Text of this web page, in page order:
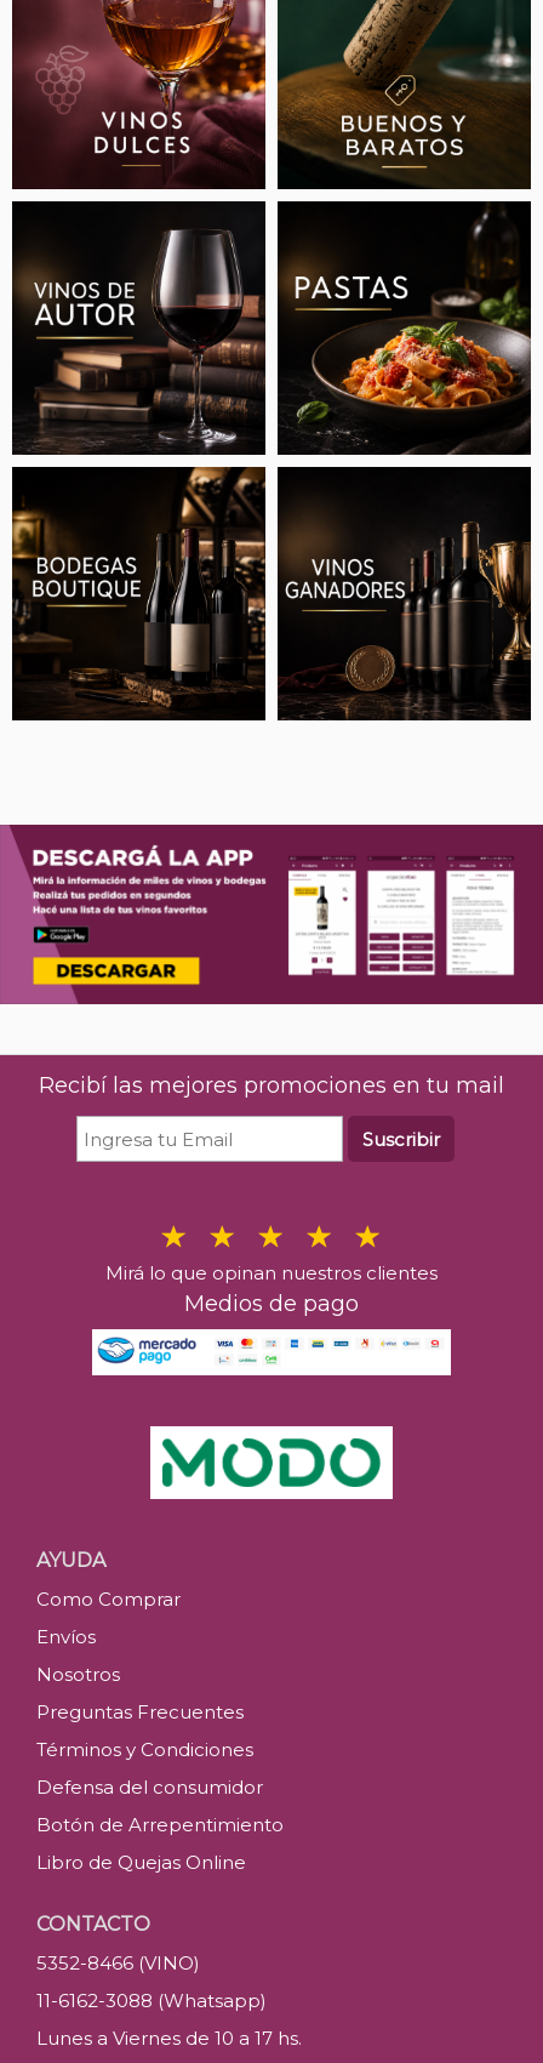
Recibí las mejores promociones en tu mail
Suscribir
Mirá lo que opinan nuestros clientes
Medios de pago
AYUDA
Como Comprar
Envíos
Nosotros
Preguntas Frecuentes
Términos y Condiciones
Defensa del consumidor
Botón de Arrepentimiento
Libro de Quejas Online
CONTACTO
5352-8466 (VINO)
11-6162-3088 (Whatsapp)
Lunes a Viernes de 10 a 17 hs.